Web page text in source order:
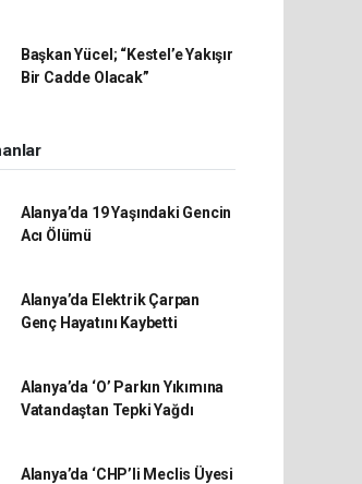
Başkan Yücel; “Kestel’e Yakışır
Bir Cadde Olacak”
Alanya’da 19 Yaşındaki Gencin
Acı Ölümü
Alanya’da Elektrik Çarpan
Genç Hayatını Kaybetti
Alanya’da ‘O’ Parkın Yıkımına
Vatandaştan Tepki Yağdı
Alanya’da ‘CHP’li Meclis Üyesi